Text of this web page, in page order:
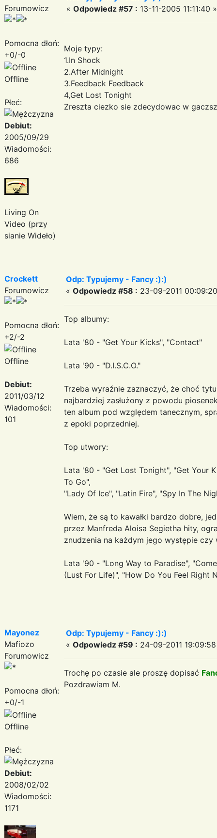
Forumowicz
Pomocna dłoń:
+0/-0
Offline
Płeć:
Debiut:
2005/09/29
Wiadomości:
686
Living On
Video (przy
sianie Wideło)
« Odpowiedz #57 : 13-11-2005 11:11:40 »
Moje typy:
1.In Shock
2.After Midnight
3.Feedback Feedback
4,Get Lost Tonight
Zreszta ciezko sie zdecydowac w
Crockett
Forumowicz
Pomocna dłoń:
+2/-2
Offline
Debiut:
2011/03/12
Wiadomości:
101
Odp: Typujemy - Fancy :):)
« Odpowiedz #58 : 23-09-2011
Top albumy:
Lata '80 - "Get Your Kicks", "Contact"
Lata '90 - "D.I.S.C.O."
Trzeba wyraźnie zaznaczyć, że choć
najbardziej zasłużony z powodu
ten album pod względem tanecznym,
z epoki poprzedniej.
Top utwory:
Lata '80 - "Get Lost Tonight", "Get Your
To Go",
"Lady Of Ice", "Latin Fire", "Spy In The
Wiem, że są to kawałki bardzo dobre,
przez Manfreda Aloisa Segietha hity,
znudzenia na każdym jego występie czy
Lata '90 - "Long Way to Paradise",
(Lust For Life)", "How Do You Feel Right
Mayonez
Mafiozo
Forumowicz
Pomocna dłoń:
+0/-1
Offline
Płeć:
Debiut:
2008/02/02
Wiadomości:
1171
Odp: Typujemy - Fancy :):)
« Odpowiedz #59 : 24-09-2011
Trochę po czasie ale proszę dopisać
Pozdrawiam M.